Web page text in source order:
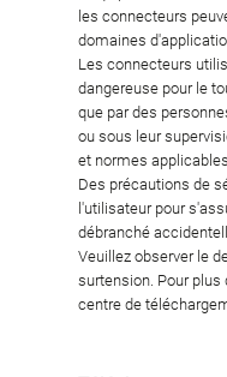
les connecteurs
domaines
Les connecteurs
dangereuse pour le
que par des
ou sous leur
et normes applicables.
Des précautions de
l'utilisateur pour
débranché
Veuillez observer le
surtension. Pour plus
centre de